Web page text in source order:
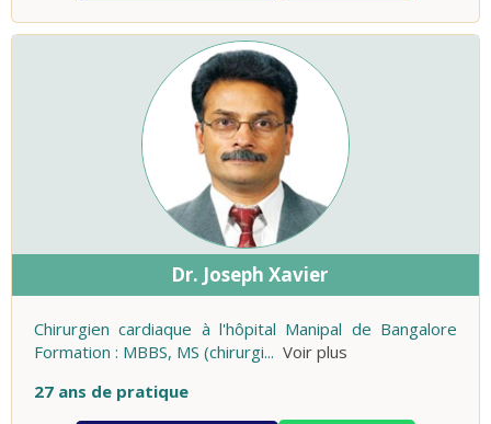
Dr. Joseph Xavier
Chirurgien cardiaque à l'hôpital Manipal de Bangalore
Formation : MBBS, MS (chirurgi... Voir plus
27 ans de pratique